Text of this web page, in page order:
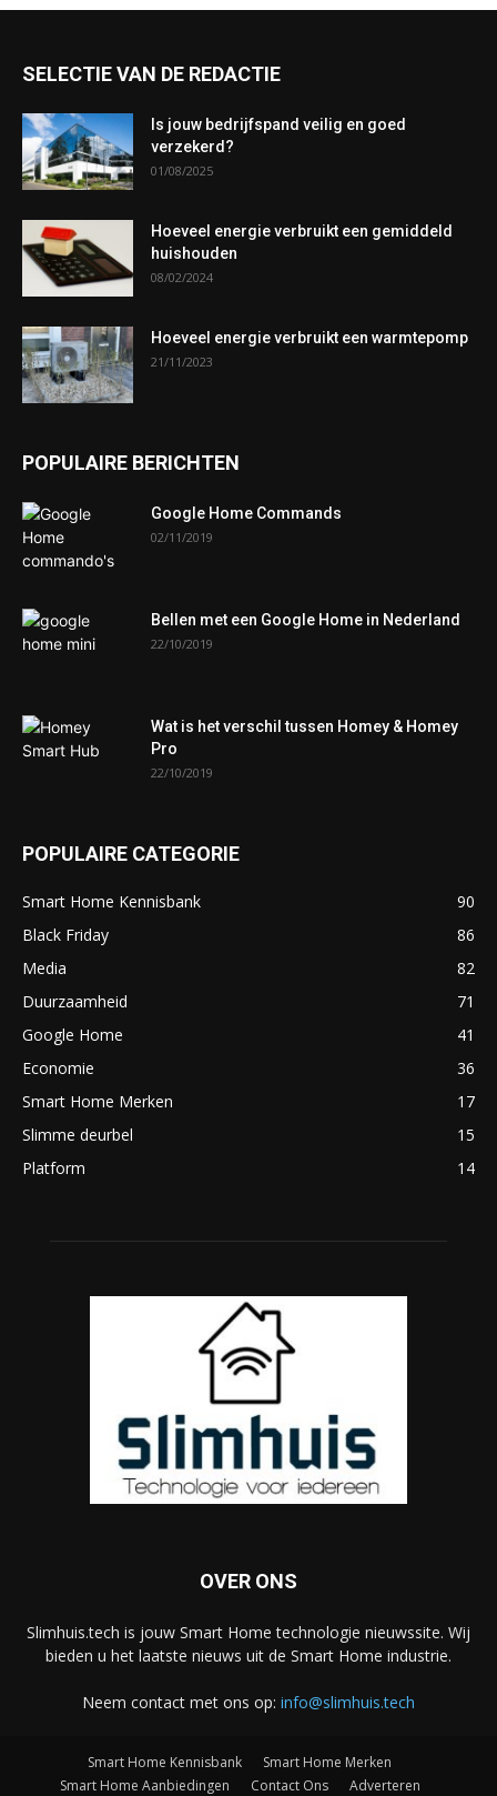
SELECTIE VAN DE REDACTIE
Is jouw bedrijfspand veilig en goed
verzekerd?
01/08/2025
Hoeveel energie verbruikt een gemiddeld
huishouden
08/02/2024
Hoeveel energie verbruikt een warmtepomp
21/11/2023
POPULAIRE BERICHTEN
Google Home Commands
02/11/2019
Bellen met een Google Home in Nederland
22/10/2019
Wat is het verschil tussen Homey & Homey
Pro
22/10/2019
POPULAIRE CATEGORIE
Smart Home Kennisbank
90
Black Friday
86
Media
82
Duurzaamheid
71
Google Home
41
Economie
36
Smart Home Merken
17
Slimme deurbel
15
Platform
14
OVER ONS
Slimhuis.tech is jouw Smart Home technologie nieuwssite. Wij
bieden u het laatste nieuws uit de Smart Home industrie.
Neem contact met ons op: info@slimhuis.tech
Smart Home Kennisbank
Smart Home Merken
Smart Home Aanbiedingen
Contact Ons Adverteren